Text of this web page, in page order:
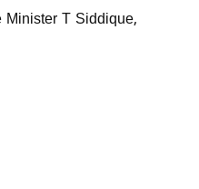
Minister T Siddique,